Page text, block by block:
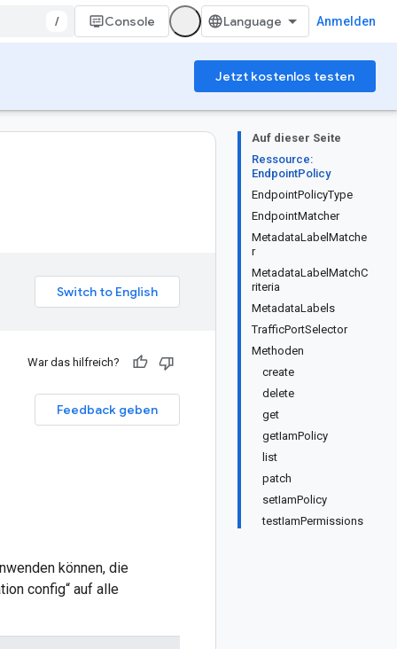
/ Console Anmelden
Jetzt kostenlos testen
Auf dieser Seite
Ressource:
EndpointPolicy
EndpointPolicyType
EndpointMatcher
MetadataLabelMatche
r
MetadataLabelMatchC
riteria
MetadataLabels
TrafficPortSelector
Methoden
create
delete
get
getIamPolicy
list
patch
setIamPolicy
testIamPermissions
War das hilfreich?
Feedback geben
können, die
config“ auf alle